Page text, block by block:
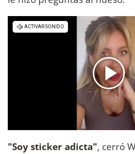
"Soy sticker adicta", cerró